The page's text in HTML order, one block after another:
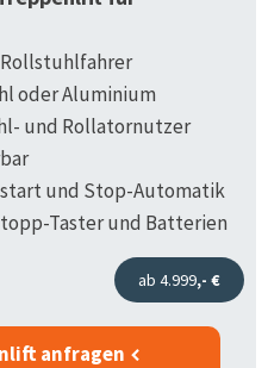
oder Aluminium
und Rollatornutzer
und Stop-Automatik
Taster und Batterien
ab 4.999,- €
anfragen